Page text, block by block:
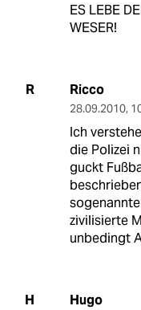
ES LEBE
WESER!
R Ricco
28.09.2010,
Ich
die Polizei
guckt
zivilisierte
unbedingt
H Hugo